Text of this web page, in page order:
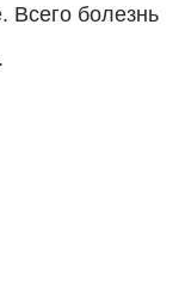
Всего болезнь